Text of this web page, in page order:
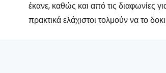
έκανε, καθώς και από τις διαφωνίες
πρακτικά ελάχιστοι τολμούν να το